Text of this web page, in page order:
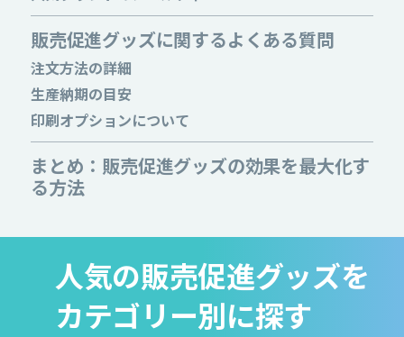
販売促進グッズに関するよくある質問
注文方法の詳細
生産納期の目安
印刷オプションについて
まとめ：販売促進グッズの効果を最大化す
る方法
人気の販売促進グッズを
カテゴリー別に探す